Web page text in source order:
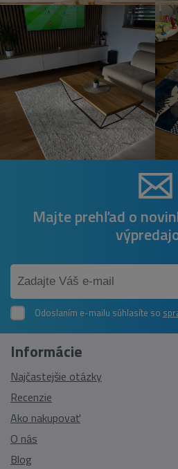
Majte prehľad o
Odoslaním e-mailu súhlasíte so
Informácie
Najčastejšie otázky
Recenzie
Ako nakupovať
O nás
Blog